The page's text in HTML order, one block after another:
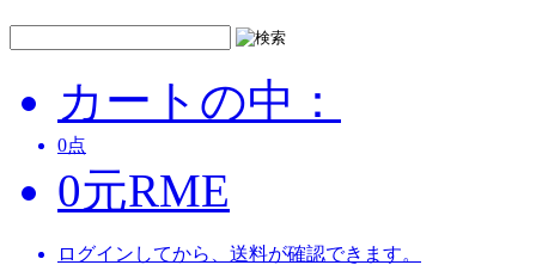
カートの中：
0点
0元RME
ログインしてから、送料が確認できます。